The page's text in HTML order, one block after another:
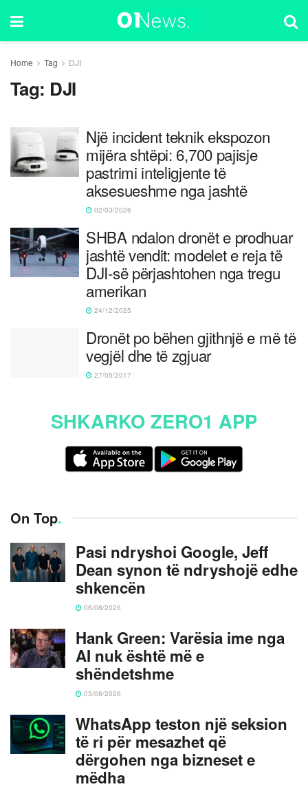
Home Tag DJI
Tag: DJI
Një incident teknik ekspozon
mijëra shtëpi: 6,700 pajisje
pastrimi inteligjente të
aksesueshme nga jashtë
02/03/2026
SHBA ndalon dronët e prodhuar
jashtë vendit: modelet e reja të
DJI-së përjashtohen nga tregu
amerikan
24/12/2025
Dronët po bëhen gjithnjë e më të
vegjël dhe të zgjuar
27/05/2017
SHKARKO ZERO1 APP
On Top.
Pasi ndryshoi Google, Jeff
Dean synon të ndryshojë edhe
shkencën
06/08/2026
Hank Green: Varësia ime nga
AI nuk është më e
shëndetshme
03/08/2026
WhatsApp teston një seksion
të ri për mesazhet që
dërgohen nga bizneset e
mëdha